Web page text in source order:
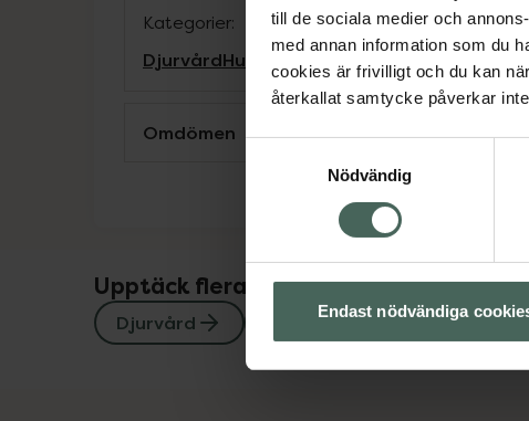
till de sociala medier och
med annan information som du
cookies är frivilligt och du kan
återkallat samtycke påverkar
Nödvändig
Endast nödvändiga
Kategorier:
DjurvårdHund
Omdömen
Upptäck flera produkter inom
Djurvård